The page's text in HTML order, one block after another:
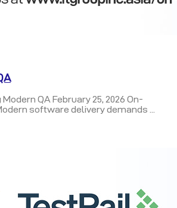
QA February 25, 2026 On-
software delivery demands ...